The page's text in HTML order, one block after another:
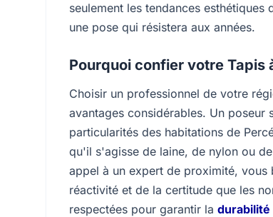
seulement les tendances
une pose qui résistera aux années.
Pourquoi confier votre Tapis
Choisir un professionnel de votre
avantages considérables. Un poseur
particularités des habitations de
qu'il s'agisse de laine, de nylon ou
appel à un expert de proximité,
réactivité et de la certitude que les
respectées pour garantir la